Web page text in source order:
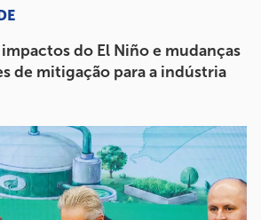
impactos do El Niño e mudanças
de mitigação para a indústria